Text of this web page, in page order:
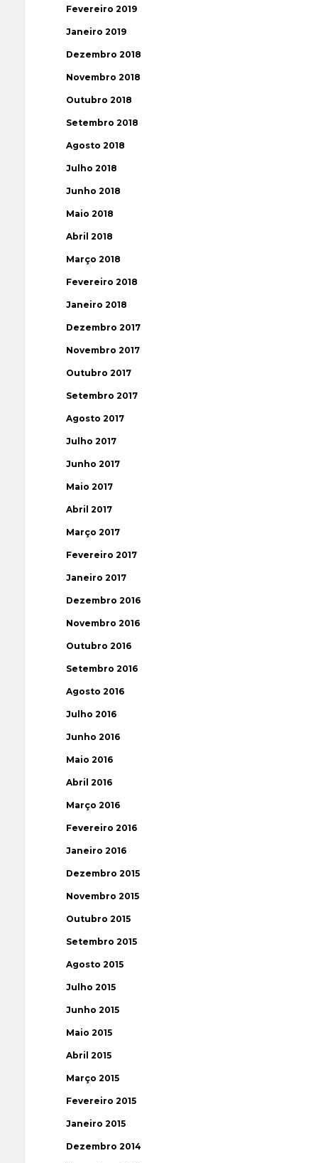
Fevereiro 2019
Janeiro 2019
Dezembro 2018
Novembro 2018
Outubro 2018
Setembro 2018
Agosto 2018
Julho 2018
Junho 2018
Maio 2018
Abril 2018
Março 2018
Fevereiro 2018
Janeiro 2018
Dezembro 2017
Novembro 2017
Outubro 2017
Setembro 2017
Agosto 2017
Julho 2017
Junho 2017
Maio 2017
Abril 2017
Março 2017
Fevereiro 2017
Janeiro 2017
Dezembro 2016
Novembro 2016
Outubro 2016
Setembro 2016
Agosto 2016
Julho 2016
Junho 2016
Maio 2016
Abril 2016
Março 2016
Fevereiro 2016
Janeiro 2016
Dezembro 2015
Novembro 2015
Outubro 2015
Setembro 2015
Agosto 2015
Julho 2015
Junho 2015
Maio 2015
Abril 2015
Março 2015
Fevereiro 2015
Janeiro 2015
Dezembro 2014